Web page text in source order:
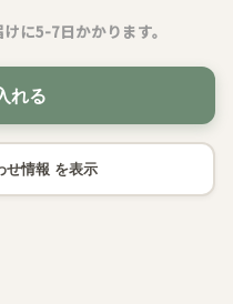
に5-7日かかります。
れる
せ情報